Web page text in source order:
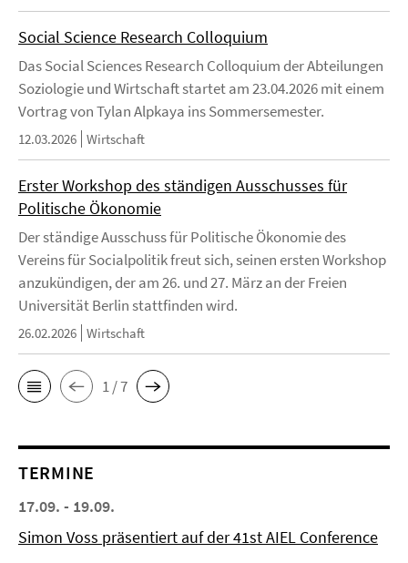
Social Science Research Colloquium
Das Social Sciences Research Colloquium der Abteilungen
Soziologie und Wirtschaft startet am 23.04.2026 mit einem
Vortrag von Tylan Alpkaya ins Sommersemester.
12.03.2026 Wirtschaft
Erster Workshop des ständigen Ausschusses für
Politische Ökonomie
Der ständige Ausschuss für Politische Ökonomie des
Vereins für Socialpolitik freut sich, seinen ersten Workshop
anzukündigen, der am 26. und 27. März an der Freien
Universität Berlin stattfinden wird.
26.02.2026 Wirtschaft
1 / 7
TERMINE
17.09. - 19.09.
Simon Voss präsentiert auf der 41st AIEL Conference